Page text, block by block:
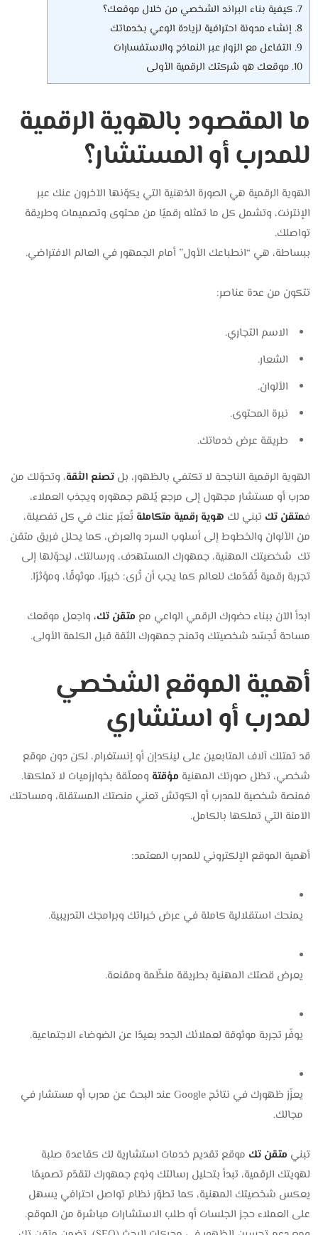
7. كيفية بناء البراند الشخصي من خلال موقعك؟
8. إنشاء مدونة احترافية لزيادة الوعي بخدماتك
9. التفاعل مع الزوار عبر النماذج والاستفسارات
10. موقعك هو شركتك الرقمية الأولى
ما المقصود بالهوية الرقمية
للمدرب أو المستشار؟
الهوية الرقمية هي الصورة الذهنية التي يكوّنها الآخرون عنك عبر
الإنترنت، وتشمل كل ما تمثله رقميًا من محتوى وتصميمات وطريقة
تواصلك.
ببساطة، هي “انطباعك الأول” أمام الجمهور في العالم الافتراضي.
تتكون من عدة عناصر:
الاسم التجاري.
الشعار.
الألوان.
نبرة المحتوى.
طريقة عرض خدماتك.
الهوية الرقمية الناجحة لا تكتفي بالظهور، بلتصنع الثقة، وتحوّلك من
مدرب أو مستشار مجهول إلى مرجع يُلهم جمهوره ويجذب العملاء،
فمتقن تك تبني لك هوية رقمية متكاملة تُعبّر عنك في كل تفصيلة،
من الألوان والخطوط إلى أسلوب السرد والعرض، كما يحلل فريق متقن
تك شخصيتك المهنية، جمهورك المستهدف، ورسالتك، ليحوّلها إلى
تجربة رقمية تُقدّمك للعالم كما يجب أن تُرى: خبيرًا، موثوقًا، ومؤثرًا.
ابدأ الآن ببناء حضورك الرقمي الواعي مع متقن تك، واجعل موقعك
مساحة تُجسّد شخصيتك وتمنح جمهورك الثقة قبل الكلمة الأولى.
أهمية الموقع الشخصي
لمدرب أو استشاري
قد تمتلك آلاف المتابعين على لينكدإن أو إنستغرام، لكن دون موقع
شخصي، تظل صورتك المهنية مؤقتة ومعلّقة بخوارزميات لا تملكها.
فمنصة شخصية للمدرب أو الكوتش تعني منصتك المستقلة، ومساحتك
الآمنة التي تملكها بالكامل.
أهمية الموقع الإلكتروني للمدرب المعتمد:
يمنحك استقلالية كاملة في عرض خبراتك وبرامجك التدريبية.
يعرض قصتك المهنية بطريقة منظّمة ومقنعة.
يوفّر تجربة موثوقة لعملائك الجدد بعيدًا عن الضوضاء الاجتماعية.
يعزّز ظهورك في نتائج Google عند البحث عن مدرب أو مستشار في
مجالك.
تبني متقن تك موقع تقديم خدمات استشارية لك كقاعدة صلبة
لهويتك الرقمية، تبدأ بتحليل رسالتك ونوع جمهورك لتقدّم تصميمًا
يعكس شخصيتك المهنية، كما تطوّر نظام تواصل احترافي يسهل
على العملاء حجز الجلسات أو طلب الاستشارات مباشرة من الموقع.